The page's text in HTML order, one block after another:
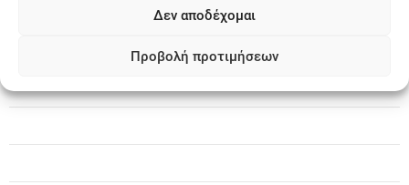
Δεν αποδέχομαι
Προβολή προτιμήσεων
ν